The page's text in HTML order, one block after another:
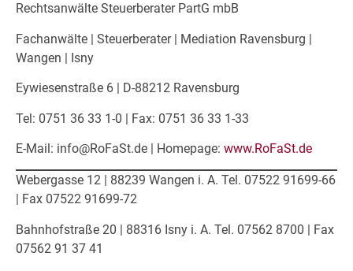
Rechtsanwälte Steuerberater PartG mbB
Fachanwälte | Steuerberater | Mediation Ravensburg |
Wangen | Isny
Eywiesenstraße 6 | D-88212 Ravensburg
Tel: 0751 36 33 1-0 | Fax: 0751 36 33 1-33
E-Mail: info@RoFaSt.de | Homepage: www.RoFaSt.de
Webergasse 12 | 88239 Wangen i. A. Tel. 07522 91699-66
| Fax 07522 91699-72
Bahnhofstraße 20 | 88316 Isny i. A. Tel. 07562 8700 | Fax
07562 91 37 41